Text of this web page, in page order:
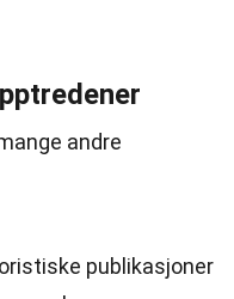
andre
publikasjoner